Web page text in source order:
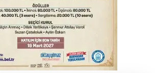
iş arayanlara destek
Parti Genel Başkanı Özel'den
Yasa yorumu